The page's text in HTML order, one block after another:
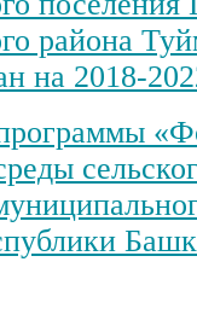
района
на 2018-